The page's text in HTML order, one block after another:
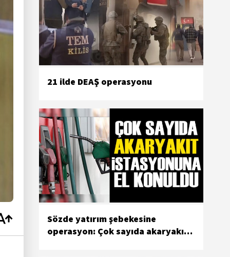
21 ilde DEAŞ operasyonu
Sözde yatırım şebekesine
operasyon: Çok sayıda akaryakıt